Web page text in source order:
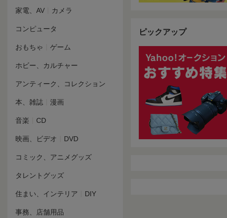
家電、AV カメラ
コンピュータ
おもちゃ ゲーム
ホビー、カルチャー
アンティーク、コレクション
本、雑誌 漫画
音楽 CD
映画、ビデオ DVD
コミック、アニメグッズ
タレントグッズ
住まい、インテリア DIY
事務、店舗用品
ピックアップ